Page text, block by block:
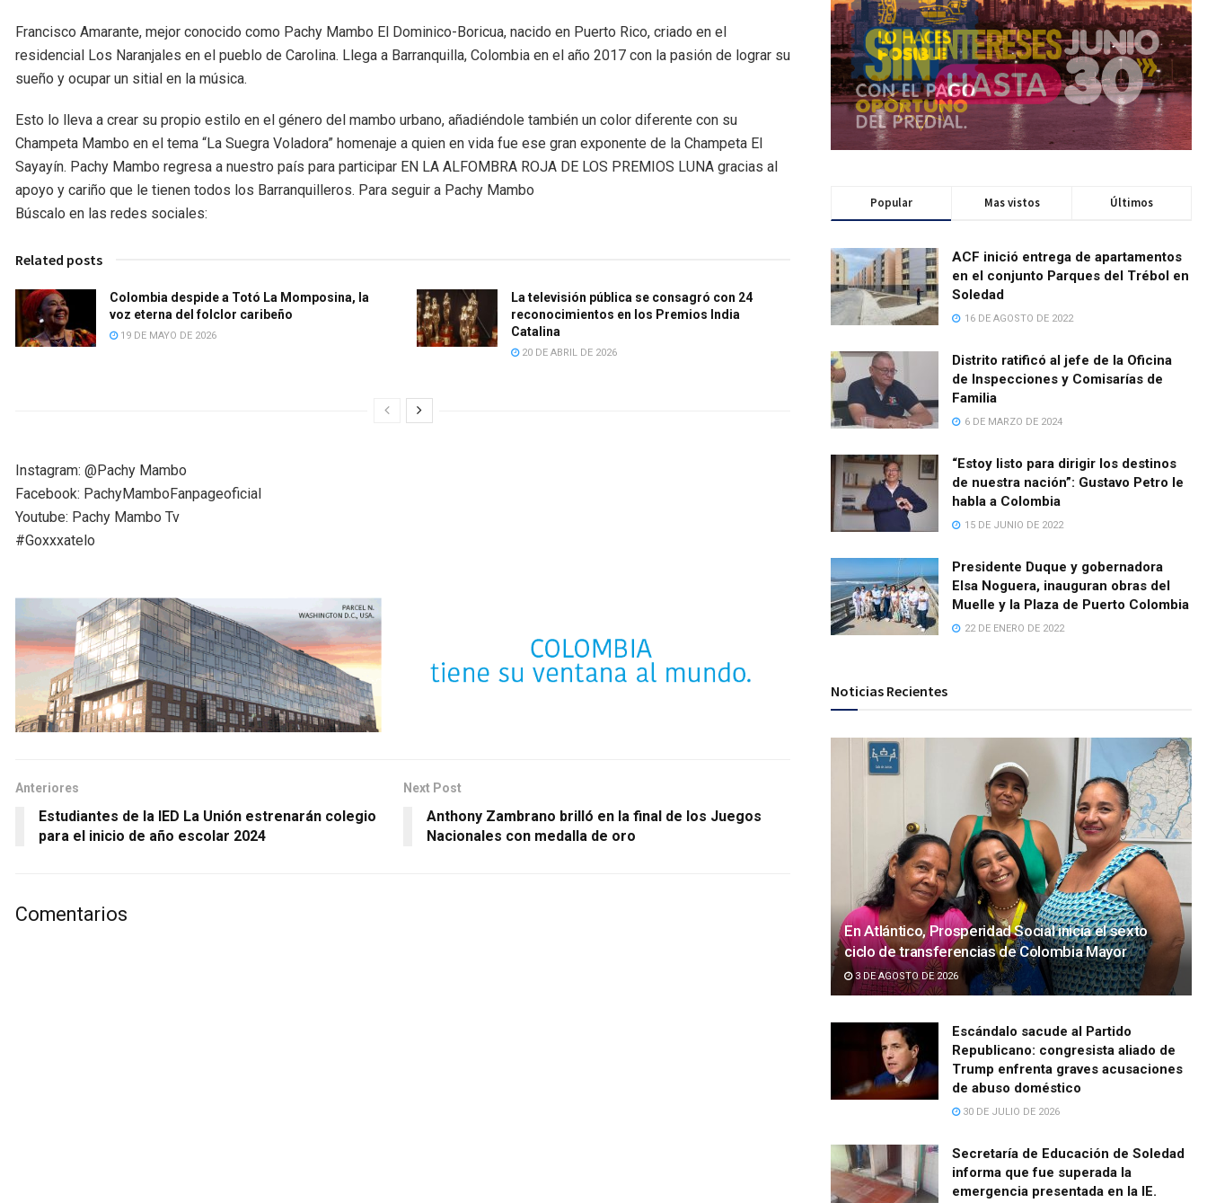
Francisco Amarante, mejor conocido como Pachy Mambo El Dominico-Boricua, nacido en Puerto Rico, criado en el
residencial Los Naranjales en el pueblo de Carolina. Llega a Barranquilla, Colombia en el año 2017 con la pasión de lograr su
sueño y ocupar un sitial en la música.
Esto lo lleva a crear su propio estilo en el género del mambo urbano, añadiéndole también un color diferente con su
Champeta Mambo en el tema “La Suegra Voladora” homenaje a quien en vida fue ese gran exponente de la Champeta El
Sayayín. Pachy Mambo regresa a nuestro país para participar EN LA ALFOMBRA ROJA DE LOS PREMIOS LUNA gracias al
apoyo y cariño que le tienen todos los Barranquilleros. Para seguir a Pachy Mambo
Búscalo en las redes sociales:
Related posts
Colombia despide a Totó La Momposina, la
voz eterna del folclor caribeño
19 DE MAYO DE 2026
La televisión pública se consagró con 24
reconocimientos en los Premios India
Catalina
20 DE ABRIL DE 2026
Instagram: @Pachy Mambo
Facebook: PachyMamboFanpageoficial
Youtube: Pachy Mambo Tv
#Goxxxatelo
Anteriores
Estudiantes de la IED La Unión estrenarán colegio
para el inicio de año escolar 2024
Next Post
Anthony Zambrano brilló en la final de los Juegos
Nacionales con medalla de oro
Comentarios
Popular Mas vistos Últimos
ACF inició entrega de apartamentos
en el conjunto Parques del Trébol en
Soledad
16 DE AGOSTO DE 2022
Distrito ratificó al jefe de la Oficina
de Inspecciones y Comisarías de
Familia
6 DE MARZO DE 2024
“Estoy listo para dirigir los destinos
de nuestra nación”: Gustavo Petro le
habla a Colombia
15 DE JUNIO DE 2022
Presidente Duque y gobernadora
Elsa Noguera, inauguran obras del
Muelle y la Plaza de Puerto Colombia
22 DE ENERO DE 2022
Noticias Recientes
En Atlántico, Prosperidad Social inicia el sexto
ciclo de transferencias de Colombia Mayor
3 DE AGOSTO DE 2026
Escándalo sacude al Partido
Republicano: congresista aliado de
Trump enfrenta graves acusaciones
de abuso doméstico
30 DE JULIO DE 2026
Secretaría de Educación de Soledad
informa que fue superada la
emergencia presentada en la IE.